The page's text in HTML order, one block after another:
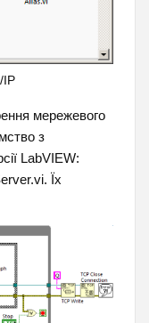
IP
мережевого
з
LabVIEW:
Їх